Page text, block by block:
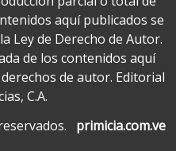
aquí publicados se
Ley de Derecho de Autor.
de los contenidos aquí
de autor. Editorial
C.A.
primicia.com.ve